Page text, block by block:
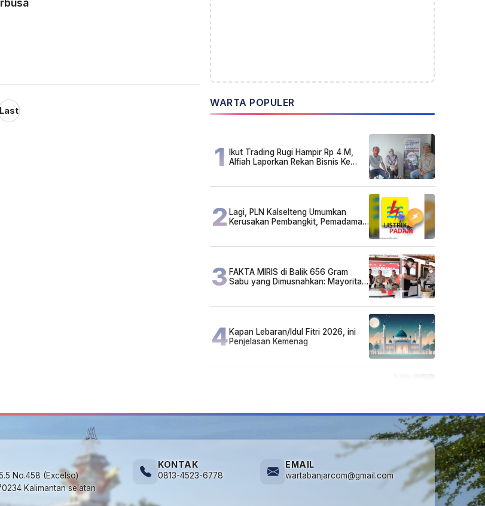
Last
WARTA POPULER
1 Ikut Trading Rugi Hampir Rp 4 M,
Alfiah Laporkan Rekan Bisnis Ke
2 Lagi, PLN Kalselteng Umumkan
Kerusakan Pembangkit, Pemadaman
3 FAKTA MIRIS di Balik 656 Gram
Sabu yang Dimusnahkan: Mayoritas
4Kapan Lebaran/Idul Fitri 2026, ini
Penjelasan Kemenag
No.458 (Excelso)
Kalimantan selatan
KONTAK
0813-4523-6778
EMAIL
wartabanjarcom@gmail.com